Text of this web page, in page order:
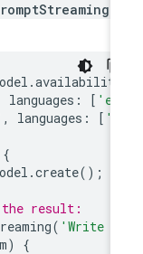
.availability
, languages :
, languages :
.create
the result:
('Write